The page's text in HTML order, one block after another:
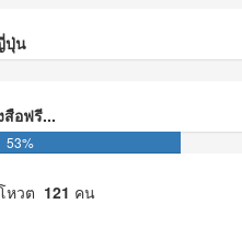
ปุ่น
อฟรี...
53%
หวต 121 คน